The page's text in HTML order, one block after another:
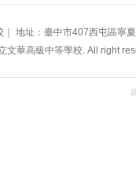
｜ 地址：臺中市407西屯區
文華高級中等學校. All right